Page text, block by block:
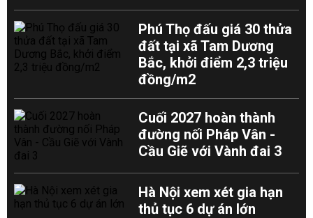
Phú Thọ đấu giá 30 thửa
đất tại xã Tam Dương
Bắc, khởi điểm 2,3 triệu
đồng/m2
Cuối 2027 hoàn thành
đường nối Pháp Vân -
Cầu Giẽ với Vành đai 3
Hà Nội xem xét gia hạn
thủ tục 6 dự án lớn